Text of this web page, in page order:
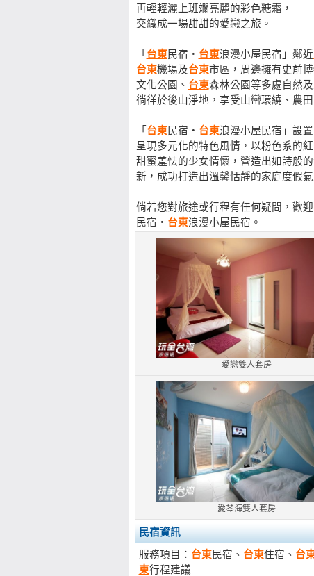
再輕輕灑上班斕亮麗的彩色糖霜，
交織成一場甜甜的愛戀之旅。
「 台東民宿‧ 台東浪漫小屋民宿」鄰近
台東機場及台東市區，周邊擁有史前
文化公園、 台東森林公園等多處自然
徜徉於後山淨地，享受山巒環繞、農
「 台東民宿‧ 台東浪漫小屋民宿」設
呈現多元化的特色風情，以粉色系的
甜蜜羞怯的少女情懷，營造出如詩般
新，成功打造出溫馨恬靜的家庭度假氣
倘若您對旅途或行程有任何疑問，歡
民宿‧ 台東浪漫小屋民宿。
愛戀雙人套房
愛琴海雙人套房
民宿資訊
服務項目： 台東民宿、 台東住宿、 台
東行程建議